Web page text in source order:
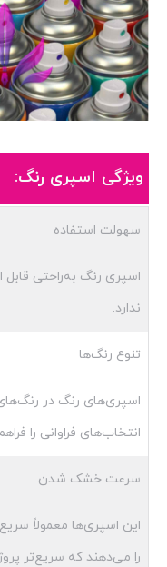
ویژگی اسپری رنگ:
سهولت استفاده
اسپری رنگ به‌راحتی
ندارد.
تنوع رنگ‌ها
اسپری‌های رنگ در
انتخاب‌های فراوانی را
سرعت خشک شدن
این اسپری‌ها معمولاً
را می‌دهند که سریع‌تر